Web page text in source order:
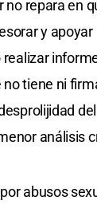
no repara en
y apoyar
tiene ni
análisis
abusos